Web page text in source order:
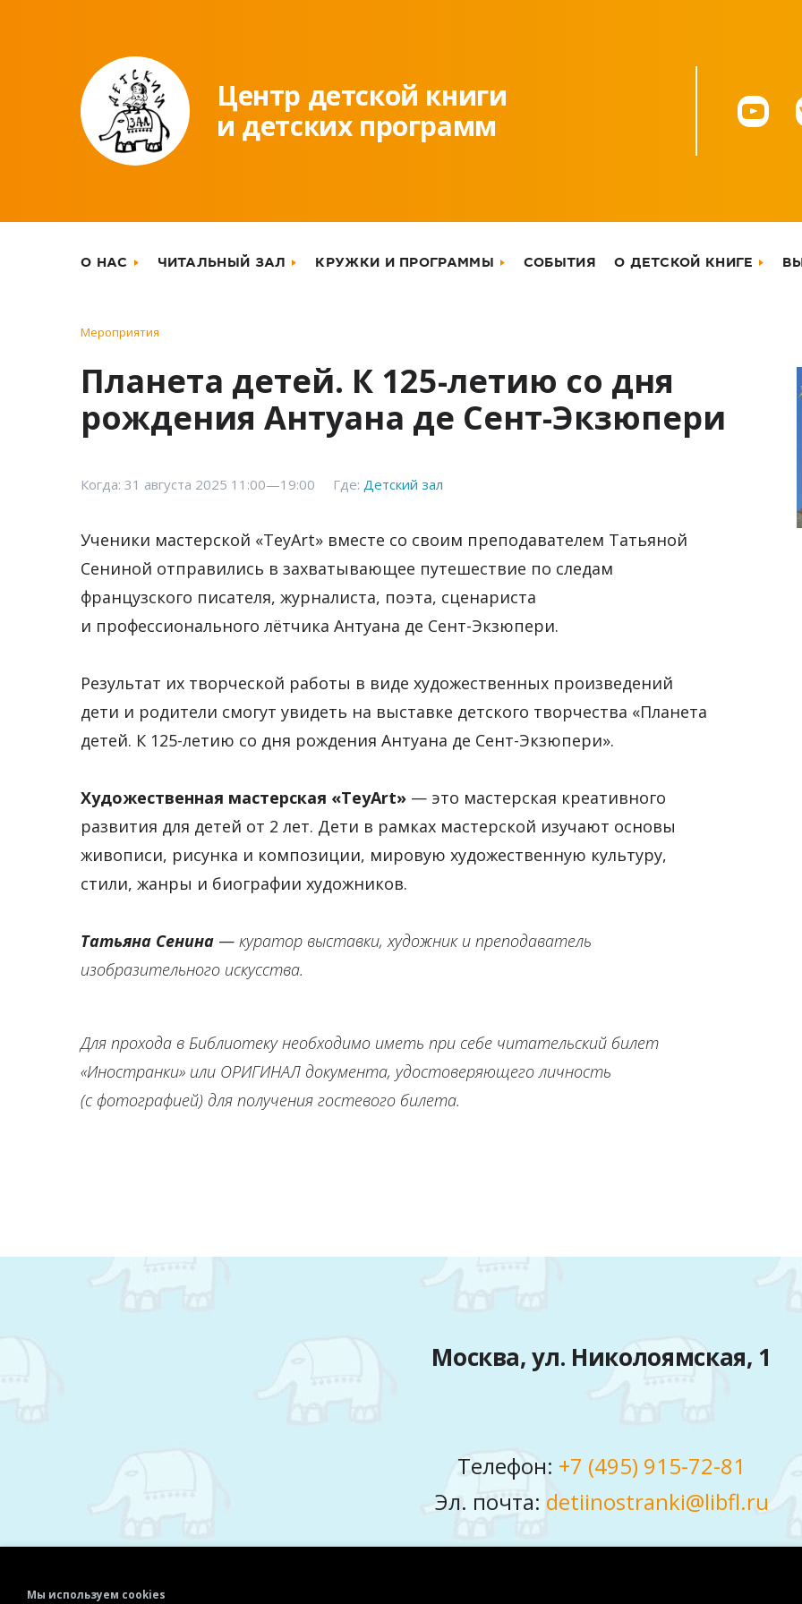
Центр детской книги
и детских программ
О НАС ЧИТАЛЬНЫЙ ЗАЛ КРУЖКИ И ПРОГРАММЫ СОБЫТИЯ О ДЕТСКОЙ КНИГЕ
Мероприятия
Планета детей. К 125-летию со дня
рождения Антуана де Сент-Экзюпери
Когда: 31 августа 2025 11:00—19:00 Где: Детский зал
Ученики мастерской «TeyArt» вместе со своим преподавателем Татьяной
Сениной отправились в захватывающее путешествие по следам
французского писателя, журналиста, поэта, сценариста
и профессионального лётчика Антуана де Сент-Экзюпери.
Результат их творческой работы в виде художественных произведений
дети и родители смогут увидеть на выставке детского творчества «Планета
детей. К 125-летию со дня рождения Антуана де Сент-Экзюпери».
Художественная мастерская «TeyArt» — это мастерская креативного
развития для детей от 2 лет. Дети в рамках мастерской изучают основы
живописи, рисунка и композиции, мировую художественную культуру,
стили, жанры и биографии художников.
Татьяна Сенина — куратор выставки, художник и преподаватель
изобразительного искусства.
Для прохода в Библиотеку необходимо иметь при себе читательский билет
«Иностранки» или ОРИГИНАЛ документа, удостоверяющего личность
(с фотографией) для получения гостевого билета.
Москва, ул. Николоямская, 1
Телефон: +7 (495) 915-72-81
Эл. почта: detiinostranki@libfl.ru
Мы используем cookies